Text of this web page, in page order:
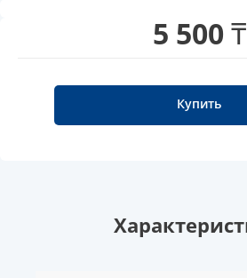
5 500 ₸
Купить